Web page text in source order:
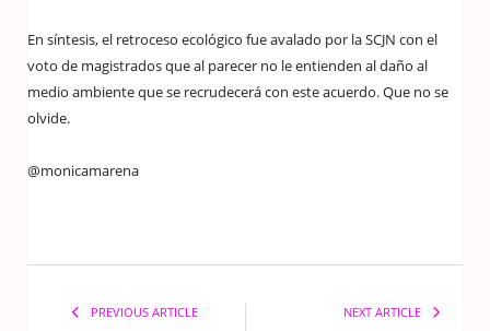
En síntesis, el retroceso ecológico fue avalado por la SCJN con el
voto de magistrados que al parecer no le entienden al daño al
medio ambiente que se recrudecerá con este acuerdo. Que no se
olvide.
@monicamarena
PREVIOUS ARTICLE NEXT ARTICLE